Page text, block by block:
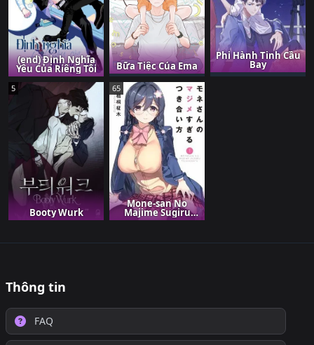
(end) Định Nghĩa
Yêu Của Riêng Tôi Bữa Tiệc Của Ema
Phi Hành Tinh Cầu
Bay
5
Booty Wurk
65
Mone-san No
Majime Sugiru
Tsukiaikata
Thông tin
FAQ